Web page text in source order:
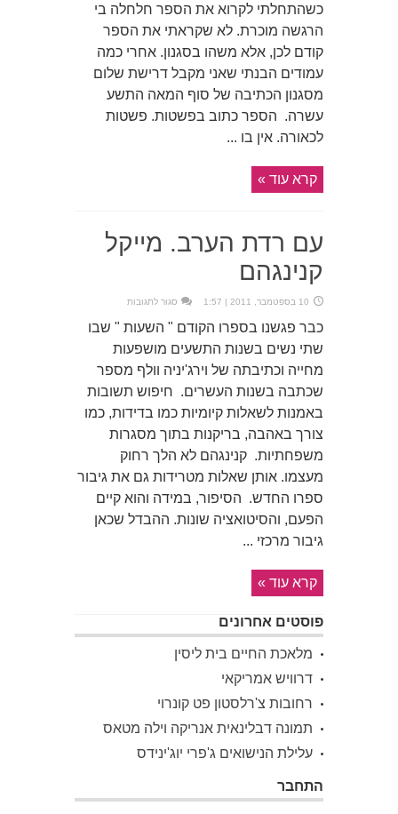
כשהתחלתי לקרוא את הספר חלחלה בי
הרגשה מוכרת. לא שקראתי את הספר
קודם לכן, אלא משהו בסגנון. אחרי כמה
עמודים הבנתי שאני מקבל דרישת שלום
מסגנון הכתיבה של סוף המאה התשע
עשרה. הספר כתוב בפשטות. פשטות
לכאורה. אין בו ...
קרא עוד »
עם רדת הערב. מייקל
קנינגהם
10 בספטמבר, 2011 | 1:57 סגור לתגובות
רדת
הערב.
קנינגהם
כבר פגשנו בספרו הקודם " השעות " שבו
שתי נשים בשנות התשעים מושפעות
מחייה וכתיבתה של וירג'יניה וולף מספר
שכתבה בשנות העשרים. חיפוש תשובות
באמנות לשאלות קיומיות כמו בדידות, כמו
צורך באהבה, בריקנות בתוך מסגרות
משפחתיות. קנינגהם לא הלך רחוק
מעצמו. אותן שאלות מטרידות גם את גיבור
ספרו החדש. הסיפור, במידה והוא קיים
הפעם, והסיטואציה שונות. ההבדל שכאן
גיבור מרכזי ...
קרא עוד »
פוסטים אחרונים
מלאכת החיים בית ליסין
דרוויש אמריקאי
רחובות צ'רלסטון פט קונרוי
תמונה דבלינאית אנריקה וילה מטאס
עלילת הנישואים ג'פרי יוג'ינידס
התחבר